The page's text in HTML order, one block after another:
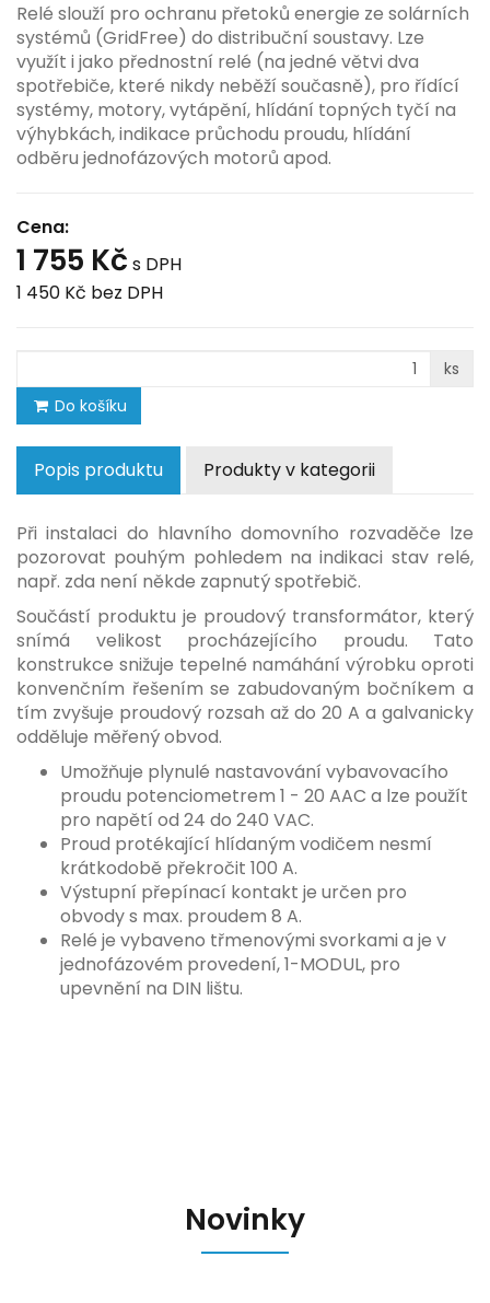
Relé slouží pro ochranu přetoků energie ze solárních
systémů (GridFree) do distribuční soustavy. Lze
využít i jako přednostní relé (na jedné větvi dva
spotřebiče, které nikdy neběží současně), pro řídící
systémy, motory, vytápění, hlídání topných tyčí na
výhybkách, indikace průchodu proudu, hlídání
odběru jednofázových motorů apod.
Cena:
1 755 Kč s DPH
1 450 Kč bez DPH
ks
Do košíku
Popis produktu Produkty v kategorii
Při instalaci do hlavního domovního rozvaděče lze
pozorovat pouhým pohledem na indikaci stav relé,
např. zda není někde zapnutý spotřebič.
Součástí produktu je proudový transformátor, který
snímá velikost procházejícího proudu. Tato
konstrukce snižuje tepelné namáhání výrobku oproti
konvenčním řešením se zabudovaným bočníkem a
tím zvyšuje proudový rozsah až do 20 A a galvanicky
odděluje měřený obvod.
Umožňuje plynulé nastavování vybavovacího
proudu potenciometrem 1 - 20 AAC a lze použít
pro napětí od 24 do 240 VAC.
Proud protékající hlídaným vodičem nesmí
krátkodobě překročit 100 A.
Výstupní přepínací kontakt je určen pro
obvody s max. proudem 8 A.
Relé je vybaveno třmenovými svorkami a je v
jednofázovém provedení, 1-MODUL, pro
upevnění na DIN lištu.
Novinky